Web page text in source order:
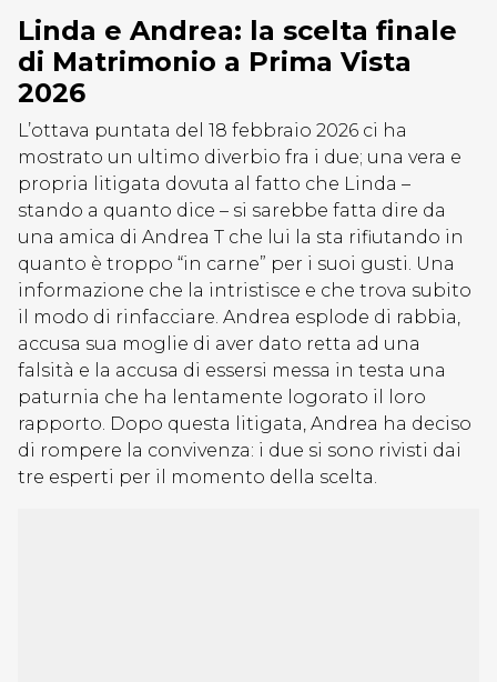
Linda e Andrea: la scelta finale
di Matrimonio a Prima Vista
2026
L’ottava puntata del 18 febbraio 2026 ci ha
mostrato un ultimo diverbio fra i due; una vera e
propria litigata dovuta al fatto che Linda –
stando a quanto dice – si sarebbe fatta dire da
una amica di Andrea T che lui la sta rifiutando in
quanto è troppo “in carne” per i suoi gusti. Una
informazione che la intristisce e che trova subito
il modo di rinfacciare. Andrea esplode di rabbia,
accusa sua moglie di aver dato retta ad una
falsità e la accusa di essersi messa in testa una
paturnia che ha lentamente logorato il loro
rapporto. Dopo questa litigata, Andrea ha deciso
di rompere la convivenza: i due si sono rivisti dai
tre esperti per il momento della scelta.